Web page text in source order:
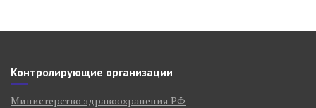
Контролирующие организации
Министерство здравоохранения РФ